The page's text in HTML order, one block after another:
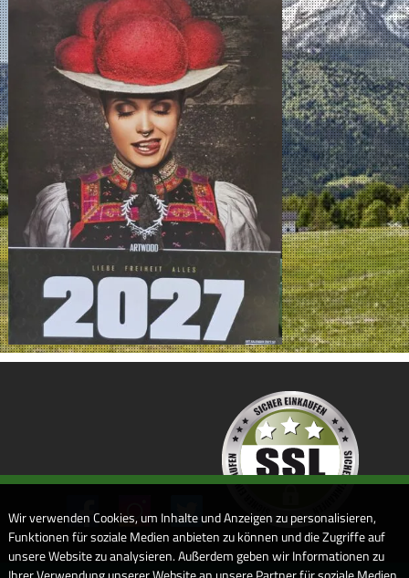
Wir verwenden Cookies, um Inhalte und Anzeigen zu personalisieren,
Funktionen für soziale Medien anbieten zu können und die Zugriffe auf
unsere Website zu analysieren. Außerdem geben wir Informationen zu